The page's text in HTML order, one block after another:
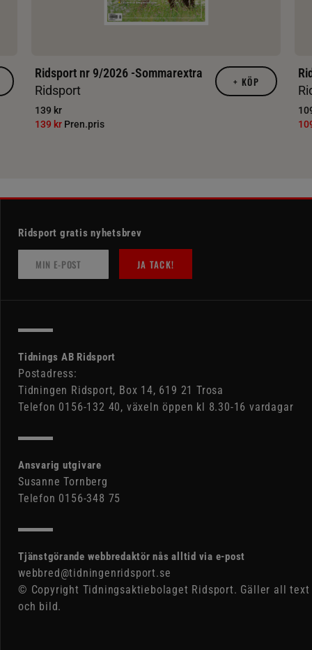
Ridsport nr 9/2026 -Sommarextra
Ridsport
139 kr
139 kr Pren.pris
+ KÖP
Ridsport gratis nyhetsbrev
JA TACK!
Tidnings AB Ridsport
Postadress:
Tidningen Ridsport, Box 14, 619 21 Trosa
Telefon 0156-132 40, växeln öppen kl 8.30-16 vardagar
Ansvarig utgivare
Susanne Tornberg
Telefon 0156-348 75
Tjänstgörande webbredaktör nås alltid via e-post
webbred@tidningenridsport.se
© Copyright Tidningsaktiebolaget Ridsport. Gäller all text
och bild.